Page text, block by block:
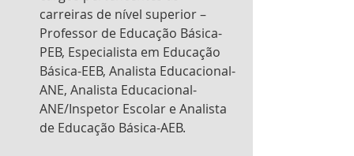
carreiras de nível superior –
Professor de Educação Básica-
PEB, Especialista em Educação
Básica-EEB, Analista Educacional-
ANE, Analista Educacional-
ANE/Inspetor Escolar e Analista
de Educação Básica-AEB.